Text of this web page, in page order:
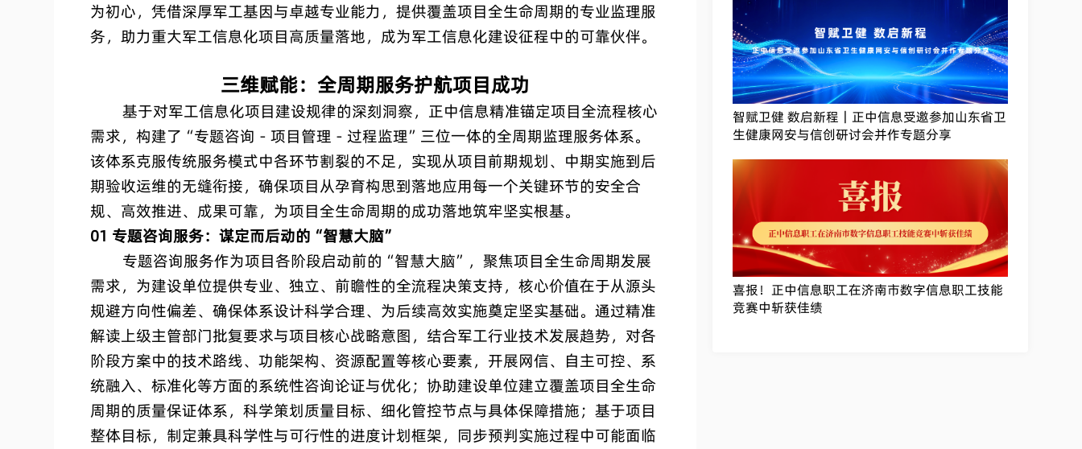
为初心，凭借深厚军工基因与卓越专业能力，提供覆盖项目全生命周期的专业监理服
务，助力重大军工信息化项目高质量落地，成为军工信息化建设征程中的可靠伙伴。
三维赋能：全周期服务护航项目成功
基于对军工信息化项目建设规律的深刻洞察，正中信息精准锚定项目全流程核心
需求，构建了“专题咨询－项目管理－过程监理”三位一体的全周期监理服务体系。
该体系克服传统服务模式中各环节割裂的不足，实现从项目前期规划、中期实施到后
期验收运维的无缝衔接，确保项目从孕育构思到落地应用每一个关键环节的安全合
规、高效推进、成果可靠，为项目全生命周期的成功落地筑牢坚实根基。
01 专题咨询服务：谋定而后动的“智慧大脑”
专题咨询服务作为项目各阶段启动前的“智慧大脑”，聚焦项目全生命周期发展
需求，为建设单位提供专业、独立、前瞻性的全流程决策支持，核心价值在于从源头
规避方向性偏差、确保体系设计科学合理、为后续高效实施奠定坚实基础。通过精准
解读上级主管部门批复要求与项目核心战略意图，结合军工行业技术发展趋势，对各
阶段方案中的技术路线、功能架构、资源配置等核心要素，开展网信、自主可控、系
统融入、标准化等方面的系统性咨询论证与优化；协助建设单位建立覆盖项目全生命
周期的质量保证体系，科学策划质量目标、细化管控节点与具体保障措施；基于项目
整体目标，制定兼具科学性与可行性的进度计划框架，同步预判实施过程中可能面临
智赋卫健 数启新程｜正中信息受邀参加山东省卫
生健康网安与信创研讨会并作专题分享
喜报！正中信息职工在济南市数字信息职工技能
竞赛中斩获佳绩